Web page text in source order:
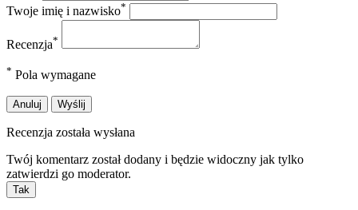
Twoje imię i nazwisko*
Recenzja*
* Pola wymagane
Anuluj Wyślij
Recenzja została wysłana
Twój komentarz został dodany i będzie widoczny jak tylko
zatwierdzi go moderator.
Tak